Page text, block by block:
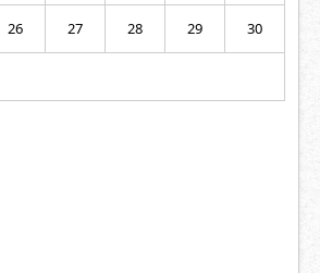
26 27 28 29 30